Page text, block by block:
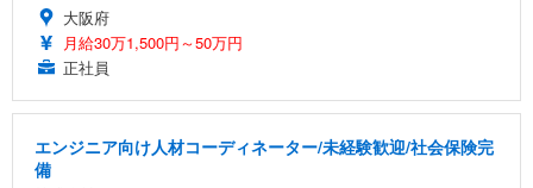
大阪府
月給30万1,500円～50万円
正社員
エンジニア向け人材コーディネーター/未経験歓迎/社会保険完
備